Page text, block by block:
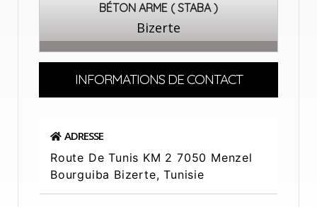
BÉTON ARME ( STABA )
Bizerte
INFORMATIONS DE CONTACT
ADRESSE
Route De Tunis KM 2 7050 Menzel
Bourguiba Bizerte, Tunisie